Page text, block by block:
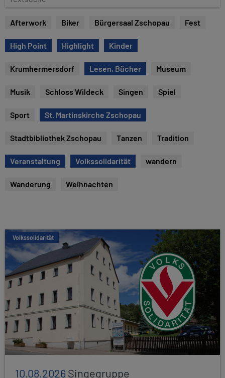
e
s
u
Afterwork Biker Bürgersaal Zschopau Fest
High Point Highlight Kinder
Krumhermersdorf Lesen, Bücher Museum
Musik Schloss Wildeck Singen Spiel
Sport St. Martinskirche Zschopau
Stadtbibliothek Zschopau Tanzen Tradition
Veranstaltung Volkssolidarität wandern
Wanderung Weihnachten
Volkssolidarität
10.08.2026Singegruppe